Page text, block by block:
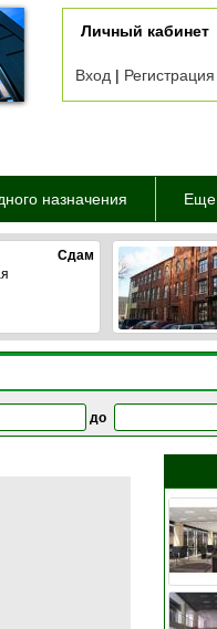
Личный кабинет
Вход | Регистрация
назначения Еще
Сдам
до